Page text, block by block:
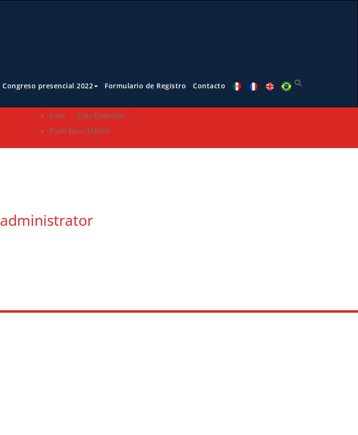
Congreso presencial 2022 Formulario de Registro Contacto
Inicio / Easy Embedder /
Paulo Nuno Martins
administrator